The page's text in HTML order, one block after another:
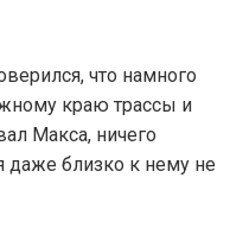
что намного
краю трассы и
Макса, ничего
даже близко к нему не